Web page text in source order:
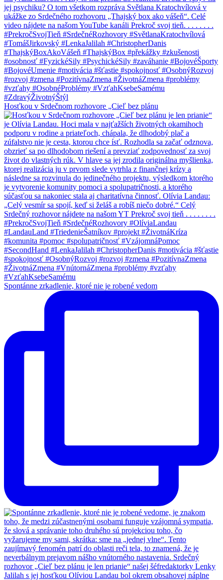
Hosťkou v Srdečnom rozhovore „Cieľ bez plánu
Spontánne zrkadlenie, ktoré nie je robené vedom